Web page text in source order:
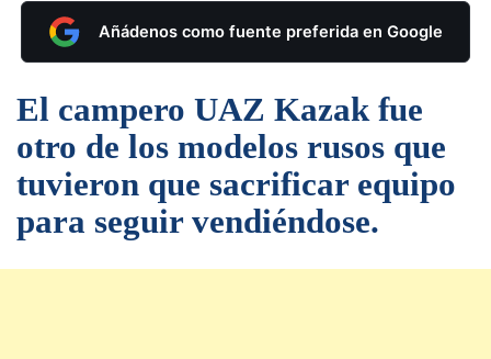
Añádenos como fuente preferida en Google
El campero UAZ Kazak fue
otro de los modelos rusos que
tuvieron que sacrificar equipo
para seguir vendiéndose.